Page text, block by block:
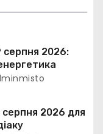
серпня 2026:
серпня 2026 для